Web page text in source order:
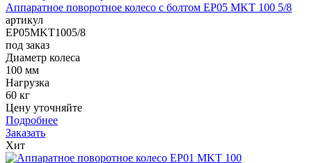
Аппаратное поворотное колесо с болтом EP05 MKT 100 5/8
артикул
EP05MKT1005/8
под заказ
Диаметр колеса
100 мм
Нагрузка
60 кг
Цену уточняйте
Подробнее
Заказать
Хит